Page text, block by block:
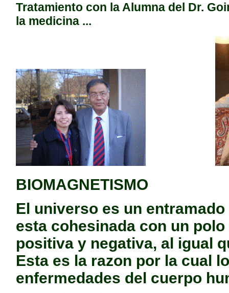
Tratamiento con la Alumna del Dr.
la medicina ...
BIOMAGNETISMO
El universo es un
esta cohesinada con un
positiva y negativa, al igual
Esta es la razon por la cual
enfermedades del cuerpo